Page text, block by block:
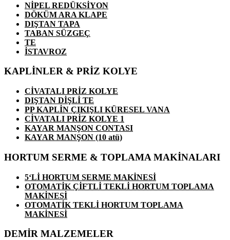
NİPEL REDÜKSİYON
DÖKÜM ARA KLAPE
DIŞTAN TAPA
TABAN SÜZGEÇ
TE
İSTAVROZ
KAPLİNLER & PRİZ KOLYE
CİVATALI PRİZ KOLYE
DIŞTAN DİŞLİ TE
PP KAPLİN ÇIKIŞLI KÜRESEL VANA
CİVATALI PRİZ KOLYE 1
KAYAR MANŞON CONTASI
KAYAR MANŞON (10 atü)
HORTUM SERME & TOPLAMA MAKİNALARI
5‘Lİ HORTUM SERME MAKİNESİ
OTOMATİK ÇİFTLİ TEKLİ HORTUM TOPLAMA
MAKİNESİ
OTOMATİK TEKLİ HORTUM TOPLAMA
MAKİNESİ
DEMİR MALZEMELER